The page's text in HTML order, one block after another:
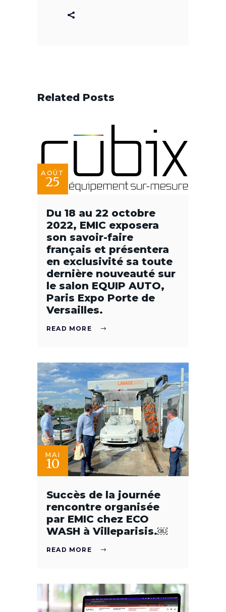
Related Posts
AOÛT
25
Du 18 au 22 octobre
2022, EMIC exposera
son savoir-faire
français et présentera
en exclusivité sa toute
dernière nouveauté sur
le salon EQUIP AUTO,
Paris Expo Porte de
Versailles.
READ MORE
MAI
10
Succès de la journée
rencontre organisée
par EMIC chez ECO
WASH à Villeparisis.￼
READ MORE